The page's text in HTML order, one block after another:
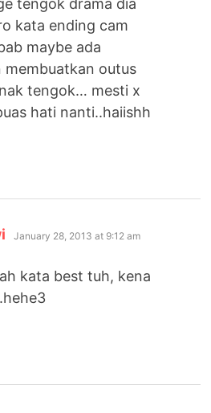
tengok drama dia
kata ending cam
maybe ada
membuatkan outus
tengok… mesti x
hati nanti..haiishh
says:
January 28, 2013 at 9:12 am
kata best tuh, kena